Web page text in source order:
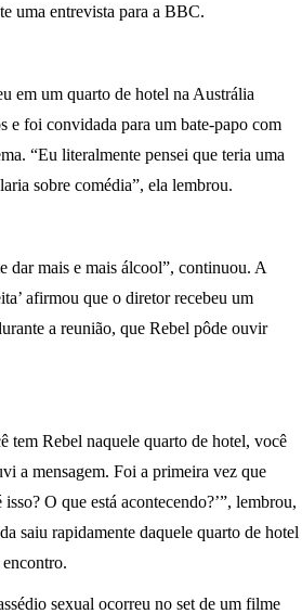
uma entrevista para a BBC.
em um quarto de hotel na Austrália
e foi convidada para um bate-papo com
“Eu literalmente pensei que teria uma
sobre comédia”, ela lembrou.
dar mais e mais álcool”, continuou. A
afirmou que o diretor recebeu um
a reunião, que Rebel pôde ouvir
tem Rebel naquele quarto de hotel, você
a mensagem. Foi a primeira vez que
O que está acontecendo?’”, lembrou,
saiu rapidamente daquele quarto de hotel
sexual ocorreu no set de um filme